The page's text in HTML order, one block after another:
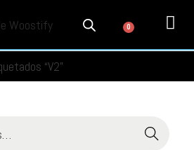
0
“V2”
Buscar